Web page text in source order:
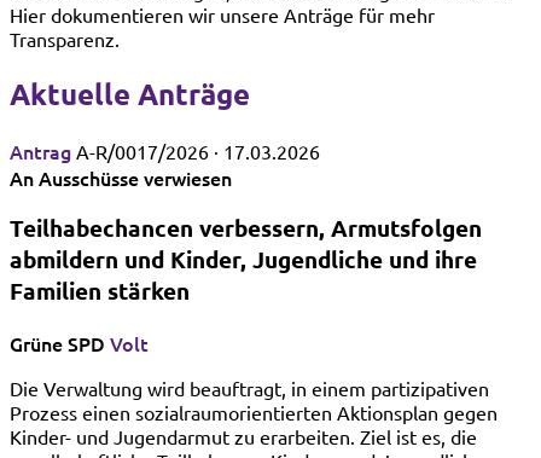
Hier dokumentieren wir unsere Anträge für mehr
Transparenz.
Aktuelle Anträge
Antrag A-R/0017/2026 · 17.03.2026
An Ausschüsse verwiesen
Teilhabechancen verbessern, Armutsfolgen
abmildern und Kinder, Jugendliche und ihre
Familien stärken
GrüneSPD Volt
Die Verwaltung wird beauftragt, in einem partizipativen
Prozess einen sozialraumorientierten Aktionsplan gegen
Kinder- und Jugendarmut zu erarbeiten. Ziel ist es, die